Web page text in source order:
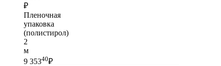
₽
Пленочная
упаковка
(полистирол)
2
м
9 35340₽